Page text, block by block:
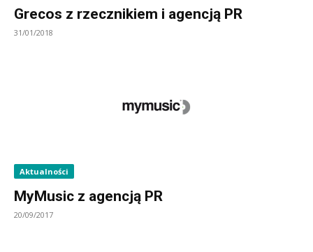
Grecos z rzecznikiem i agencją PR
31/01/2018
Aktualności
MyMusic z agencją PR
20/09/2017